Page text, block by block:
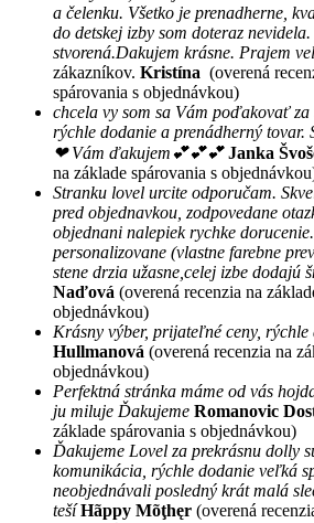
a čelenku. Všetko je prenadherne,
do detskej izby som doteraz
stvorená.Dakujem krásne. Prajem
zákazníkov. Kristína (overená
spárovania s objednávkou)
chcela vy som sa Vám poďakovať za
rýchle dodanie a prenádherný tovar.
❤ Vám ďakujem💕💕💕 Janka
na základe spárovania s
Stranku lovel urcite odporučam.
pred objednavkou, zodpovedane
objednani nalepiek rychke
personalizovane (vlastne farebne
stene drzia užasne,celej izbe dodajú
Naďová (overená recenzia na
objednávkou)
Krásny výber, prijateľné ceny, rýchle
Hullmanová (overená recenzia na
objednávkou)
Perfektná stránka máme od vás
ju miluje Ďakujeme Romanovic
základe spárovania s objednávkou)
Ďakujeme Lovel za prekrásnu dolly
komunikácia, rýchle dodanie veľká
neobjednávali posledný krát malá
tešíHãppy Mõţhęr (overená